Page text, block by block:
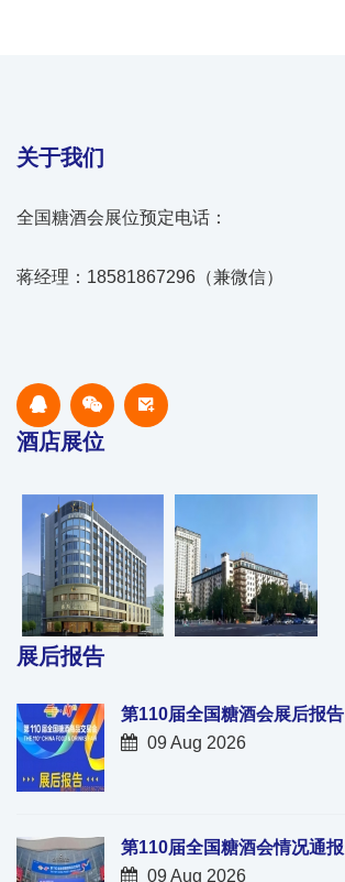
关于我们
全国糖酒会展位预定电话：
蒋经理：18581867296（兼微信）
酒店展位
展后报告
第110届全国糖酒会展后报告
09 Aug 2026
第110届全国糖酒会情况通报
09 Aug 2026